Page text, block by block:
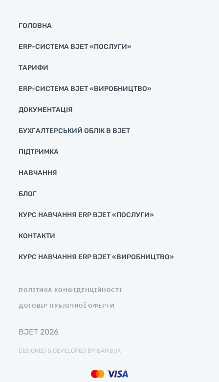
ГОЛОВНА
ERP-СИСТЕМА BJET «ПОСЛУГИ»
ТАРИФИ
ERP-СИСТЕМА BJET «ВИРОБНИЦТВО»
ДОКУМЕНТАЦІЯ
БУХГАЛТЕРСЬКИЙ ОБЛІК В BJET
ПІДТРИМКА
НАВЧАННЯ
БЛОГ
КУРС НАВЧАННЯ ERP BJET «ПОСЛУГИ»
КОНТАКТИ
КУРС НАВЧАННЯ ERP BJET «ВИРОБНИЦТВО»
BJET 2026
ПОЛІТИКА КОНФІДЕНЦІЙНОСТІ
ДОГОВІР ПУБЛІЧНОЇ ОФЕРТИ
DESIGNED & DEVELOPED BY BAMBUK